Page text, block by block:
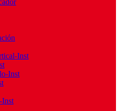
Inst
Inst
Inst